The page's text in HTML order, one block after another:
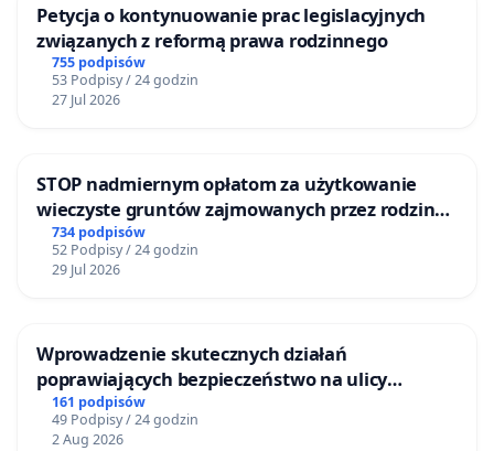
Petycja o kontynuowanie prac legislacyjnych
związanych z reformą prawa rodzinnego
755 podpisów
53 Podpisy / 24 godzin
27 Jul 2026
STOP nadmiernym opłatom za użytkowanie
wieczyste gruntów zajmowanych przez rodzinne
ogrody działkowe.
734 podpisów
52 Podpisy / 24 godzin
29 Jul 2026
Wprowadzenie skutecznych działań
poprawiających bezpieczeństwo na ulicy
Żeromskiego w Otwocku
161 podpisów
49 Podpisy / 24 godzin
2 Aug 2026